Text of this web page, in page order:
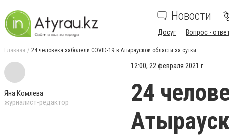
Новости
Досуг Вопрос -
Главная 24 человека заболели COVID-19 в Атырауской области за сутки
Яна Комлева
журналист-редактор
12:00, 22 февраля 2021 г.
24